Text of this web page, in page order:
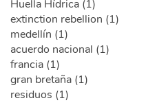
Huella Hídrica (1)
extinction rebellion (1)
medellín (1)
acuerdo nacional (1)
francia (1)
gran bretaña (1)
residuos (1)